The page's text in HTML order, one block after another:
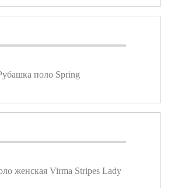
поло Spring
женская Virma Stripes Lady